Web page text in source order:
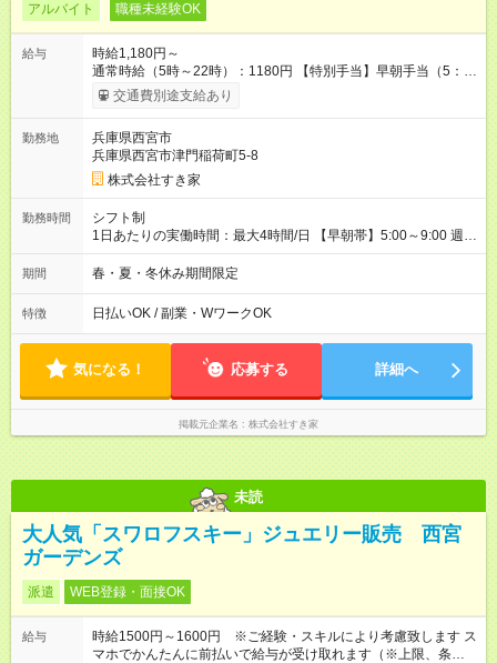
アルバイト 職種未経験OK
給与
時給1,180円～
通常時給（5時～22時）：1180円 【特別手当】早朝手当（5：
00-9：00）時給+150円 【試用期間】試用期間あり 試用期間の
長さ：1ヶ月 雇用形態、給与は本採用時と同じです。 試用期間
させていただきます。 研修制度あり：15時間(研修中も同時給）
交通費別途支給あり
勤務地
兵庫県西宮市
兵庫県西宮市津門稲荷町5-8
株式会社すき家
勤務時間
シフト制
1日あたりの実働時間：最大4時間/日 【早朝帯】5:00～9:00 週2
日～・1日2h～OK◎ 勤務時間や曜日はご相談ください。
期間 春・夏・冬休み期間限定
特徴 日払いOK / 副業・WワークOK
気になる！ 応募する 詳細へ
掲載元企業名 株式会社すき家
未読
大人気「スワロフスキー」ジュエリー販売 西宮
ガーデンズ
派遣 WEB登録・面接OK
給与
時給1500円～1600円 ※ご経験・スキルにより考慮致します ス
マホでかんたんに前払いで給与が受け取れます（※上限、条件